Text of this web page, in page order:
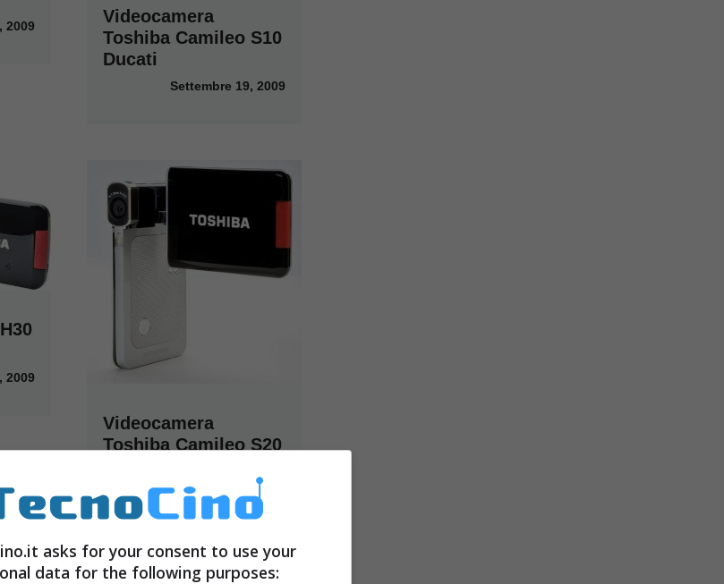
2009
Videocamera
Toshiba Camileo S10
Ducati
Settembre 19, 2009
2009
Videocamera
Toshiba Camileo S20
asks for your consent to use your
data for the following purposes: